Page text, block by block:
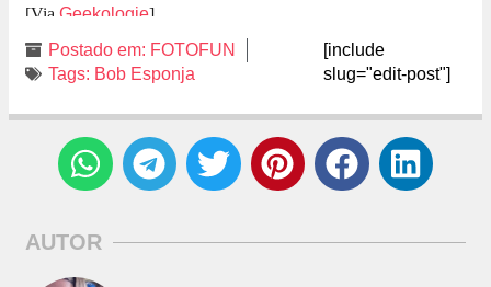
[Via Geekologie]
Postado em: FOTOFUN
Tags: Bob Esponja
[include
slug="edit-post"]
AUTOR